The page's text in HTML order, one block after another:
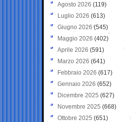
Agosto 2026 (119)
Luglio 2026 (613)
Giugno 2026 (545)
Maggio 2026 (402)
Aprile 2026 (591)
Marzo 2026 (641)
Febbraio 2026 (617)
Gennaio 2026 (652)
Dicembre 2025 (627)
Novembre 2025 (668)
Ottobre 2025 (651)